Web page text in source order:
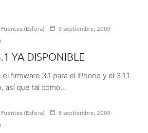
(Esfera)
9 septiembre, 2009
YA DISPONIBLE
firmware 3.1 para el iPhone y el 3.1.1
así que tal como...
(Esfera)
8 septiembre, 2009